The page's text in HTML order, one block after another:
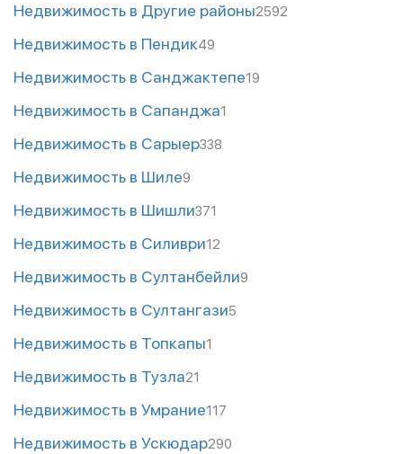
Недвижимость в Другие районы2592
Недвижимость в Пендик49
Недвижимость в Санджактепе19
Недвижимость в Сапанджа1
Недвижимость в Сарыер338
Недвижимость в Шиле9
Недвижимость в Шишли371
Недвижимость в Силиври12
Недвижимость в Султанбейли9
Недвижимость в Султангази5
Недвижимость в Топкапы1
Недвижимость в Тузла21
Недвижимость в Умрание117
Недвижимость в Ускюдар290